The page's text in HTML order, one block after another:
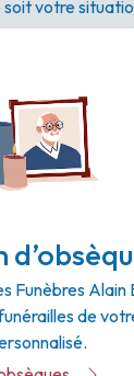
soit votre
Funèbres Alain
de